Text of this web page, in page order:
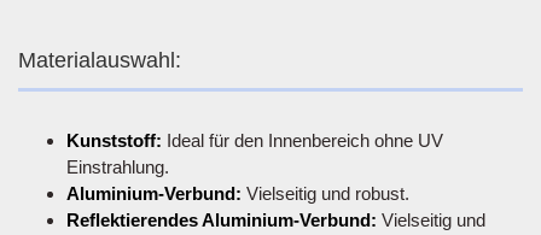
Materialauswahl:
Kunststoff: Ideal für den Innenbereich ohne UV
Einstrahlung.
Aluminium-Verbund: Vielseitig und robust.
Reflektierendes Aluminium-Verbund: Vielseitig und